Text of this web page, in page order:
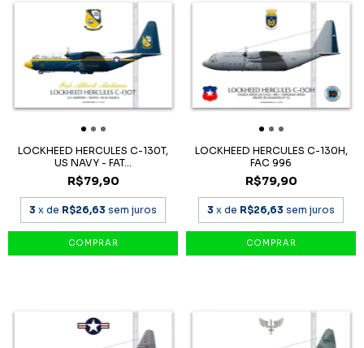
LOCKHEED HERCULES C-130T,
US NAVY - FAT...
R$79,90
3 x de R$26,63 sem juros
LOCKHEED HERCULES C-130H,
FAC 996
R$79,90
3 x de R$26,63 sem juros